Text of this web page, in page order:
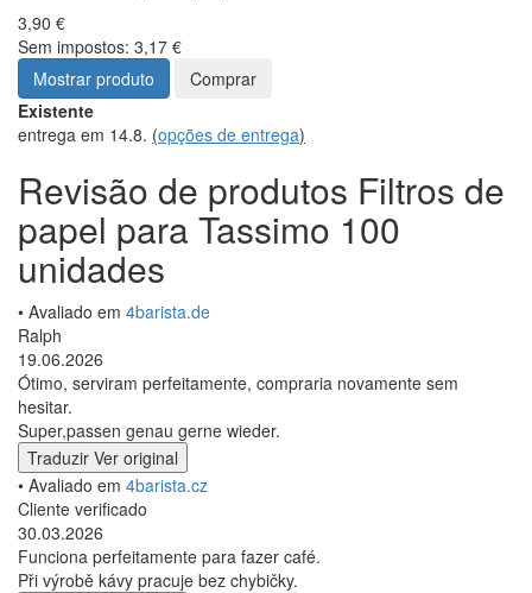
3,90 €
Sem impostos: 3,17 €
Mostrar produto
Comprar
Existente
entrega em 14.8. (opções de entrega)
Revisão de produtos Filtros de
papel para Tassimo 100
unidades
• Avaliado em 4barista.de
Ralph
19.06.2026
Ótimo, serviram perfeitamente, compraria novamente sem
hesitar.
Super,passen genau gerne wieder.
Traduzir Ver original
• Avaliado em 4barista.cz
Cliente verificado
30.03.2026
Funciona perfeitamente para fazer café.
Při výrobě kávy pracuje bez chybičky.